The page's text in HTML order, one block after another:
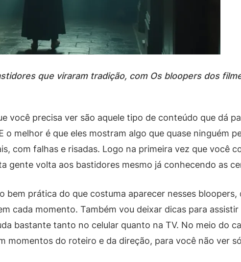
que viraram tradição, com Os bloopers dos
você precisa ver são aquele tipo de conteúdo que dá
o melhor é que eles mostram algo que quase ninguém
com falhas e risadas. Logo na primeira vez que você
gente volta aos bastidores mesmo já conhecendo as
bem prática do que costuma aparecer nesses
cada momento. Também vou deixar dicas para
bastante tanto no celular quanto na TV. No meio do
momentos do roteiro e da direção, para você não ver